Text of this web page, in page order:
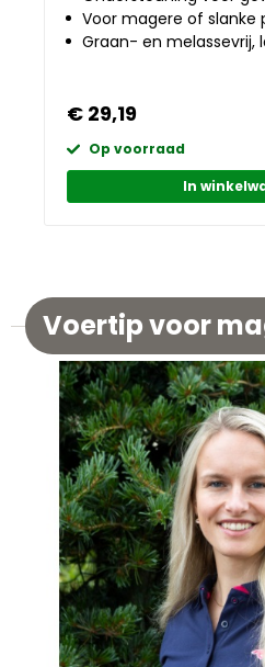
Voor magere of slanke
Graan- en melassevrij,
€ 29,19
Op voorraad
In
Voertip voor